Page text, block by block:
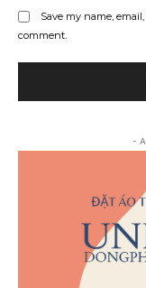
Save my name,
comment.
-